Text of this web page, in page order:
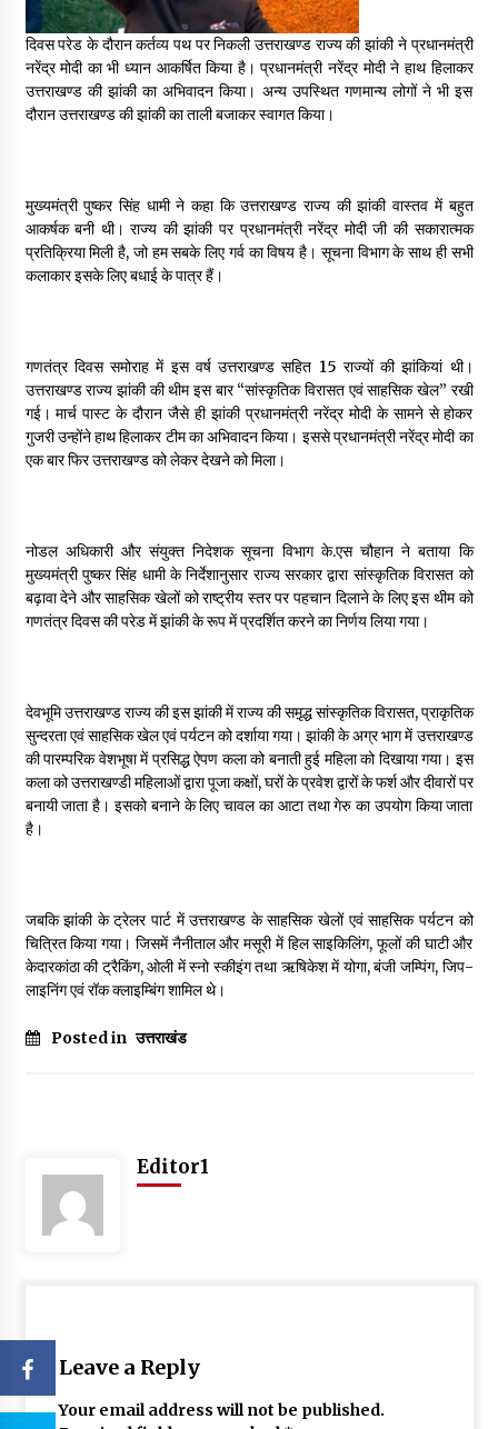
Thought Of The Day 14 May
May 14, 2022
Thought Of The Day 13 May
Thought Of The Day 12 May
May 12, 2022
Thought Of The Day 10 May
May 10, 2022
May 9, 2022
दिवस परेड के दौरान कर्तव्य पथ पर निकली उत्तराखण्ड राज्य की झांकी ने प्रधानमंत्री
नरेंद्र मोदी का भी ध्यान आकर्षित किया है। प्रधानमंत्री नरेंद्र मोदी ने हाथ हिलाकर
उत्तराखण्ड की झांकी का अभिवादन किया। अन्य उपस्थित गणमान्य लोगों ने भी इस
दौरान उत्तराखण्ड की झांकी का ताली बजाकर स्वागत किया।
मुख्यमंत्री पुष्कर सिंह धामी ने कहा कि उत्तराखण्ड राज्य की झांकी वास्तव में बहुत
आकर्षक बनी थी। राज्य की झांकी पर प्रधानमंत्री नरेंद्र मोदी जी की सकारात्मक
प्रतिक्रिया मिली है, जो हम सबके लिए गर्व का विषय है। सूचना विभाग के साथ ही सभी
कलाकार इसके लिए बधाई के पात्र हैं।
गणतंत्र दिवस समोराह में इस वर्ष उत्तराखण्ड सहित 15 राज्यों की झांकियां थी।
उत्तराखण्ड राज्य झांकी की थीम इस बार “सांस्कृतिक विरासत एवं साहसिक खेल” रखी
गई। मार्च पास्ट के दौरान जैसे ही झांकी प्रधानमंत्री नरेंद्र मोदी के सामने से होकर
गुजरी उन्होंने हाथ हिलाकर टीम का अभिवादन किया। इससे प्रधानमंत्री नरेंद्र मोदी का
एक बार फिर उत्तराखण्ड को लेकर देखने को मिला।
नोडल अधिकारी और संयुक्त निदेशक सूचना विभाग के.एस चौहान ने बताया कि
मुख्यमंत्री पुष्कर सिंह धामी के निर्देशानुसार राज्य सरकार द्वारा सांस्कृतिक विरासत को
बढ़ावा देने और साहसिक खेलों को राष्ट्रीय स्तर पर पहचान दिलाने के लिए इस थीम को
गणतंत्र दिवस की परेड में झांकी के रूप में प्रदर्शित करने का निर्णय लिया गया।
देवभूमि उत्तराखण्ड राज्य की इस झांकी में राज्य की समृ़द्ध सांस्कृतिक विरासत, प्राकृतिक
सुन्दरता एवं साहसिक खेल एवं पर्यटन को दर्शाया गया। झांकी के अग्र भाग में उत्तराखण्ड
की पारम्परिक वेशभूषा में प्रसिद्ध ऐपण कला को बनाती हुई महिला को दिखाया गया। इस
कला को उत्तराखण्डी महिलाओं द्वारा पूजा कक्षों, घरों के प्रवेश द्वारों के फर्श और दीवारों पर
बनायी जाता है। इसको बनाने के लिए चावल का आटा तथा गेरु का उपयोग किया जाता
है।
जबकि झांकी के ट्रेलर पार्ट में उत्तराखण्ड के साहसिक खेलों एवं साहसिक पर्यटन को
चित्रित किया गया। जिसमें नैनीताल और मसूरी में हिल साइकिलिंग, फूलों की घाटी और
केदारकांठा की ट्रैकिंग, ओली में स्नो स्कीइंग तथा ऋषिकेश में योगा, बंजी जम्पिंग, जिप-
लाइनिंग एवं रॉक क्लाइम्बिंग शामिल थे।
Posted in उत्तराखंड
Editor1
Leave a Reply
Your email address will not be published.